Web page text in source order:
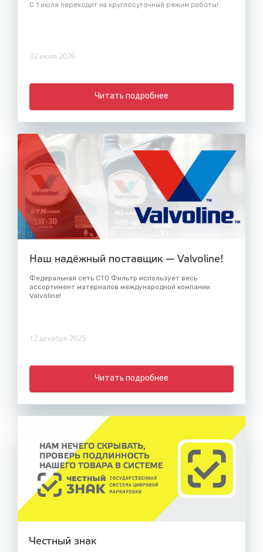
С 1 июля переходит на круглосуточный режим работы!
02 июля 2026
Читать подробнее
Наш надёжный поставщик — Valvoline!
Федеральная сеть СТО Фильтр использует весь
ассортимент материалов международной компании
Valvoline!
12 декабря 2025
Читать подробнее
Честный знак